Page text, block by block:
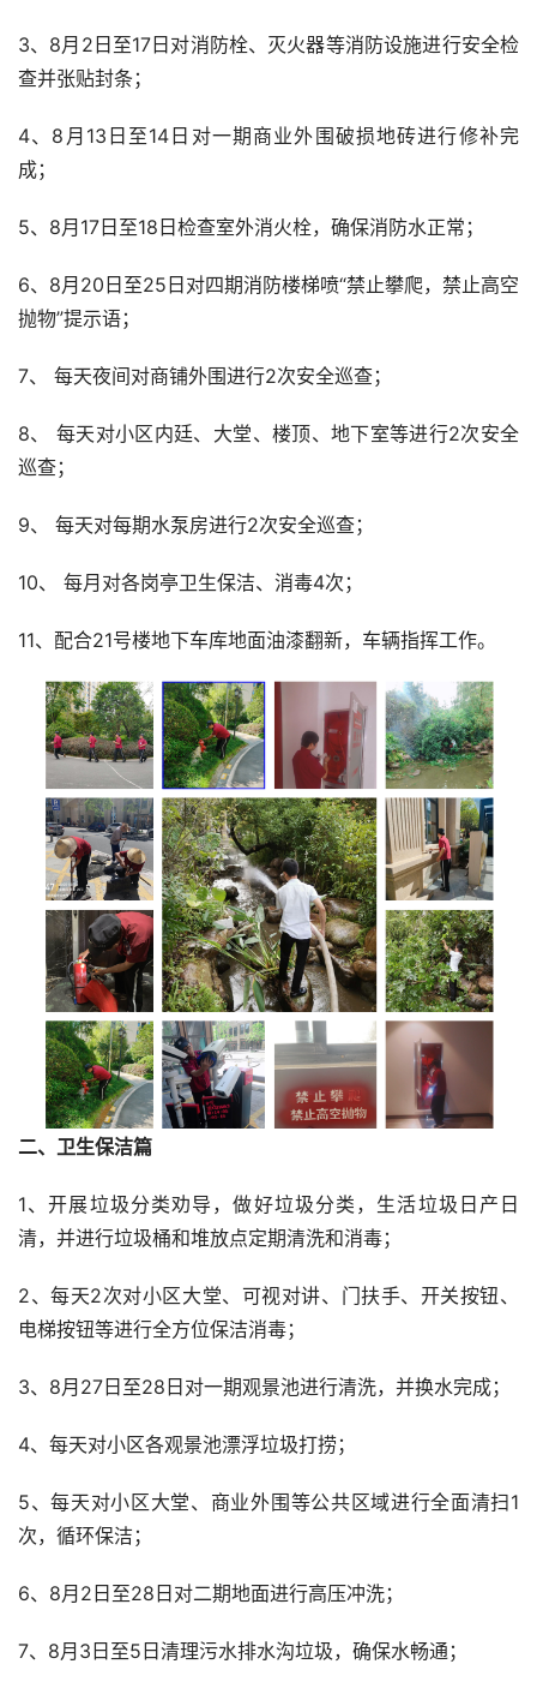
3、8月2日至17日对消防栓、灭火器等消防设施进行安全检
查并张贴封条；
4、8月13日至14日对一期商业外围破损地砖进行修补完
成；
5、8月17日至18日检查室外消火栓，确保消防水正常；
6、8月20日至25日对四期消防楼梯喷“禁止攀爬，禁止高空
抛物”提示语；
7、 每天夜间对商铺外围进行2次安全巡查；
8、 每天对小区内廷、大堂、楼顶、地下室等进行2次安全
巡查；
9、 每天对每期水泵房进行2次安全巡查；
10、 每月对各岗亭卫生保洁、消毒4次；
11、配合21号楼地下车库地面油漆翻新，车辆指挥工作。
二、卫生保洁篇
1、开展垃圾分类劝导，做好垃圾分类，生活垃圾日产日
清，并进行垃圾桶和堆放点定期清洗和消毒；
2、每天2次对小区大堂、可视对讲、门扶手、开关按钮、
电梯按钮等进行全方位保洁消毒；
3、8月27日至28日对一期观景池进行清洗，并换水完成；
4、每天对小区各观景池漂浮垃圾打捞；
5、每天对小区大堂、商业外围等公共区域进行全面清扫1
次，循环保洁；
6、8月2日至28日对二期地面进行高压冲洗；
7、8月3日至5日清理污水排水沟垃圾，确保水畅通；